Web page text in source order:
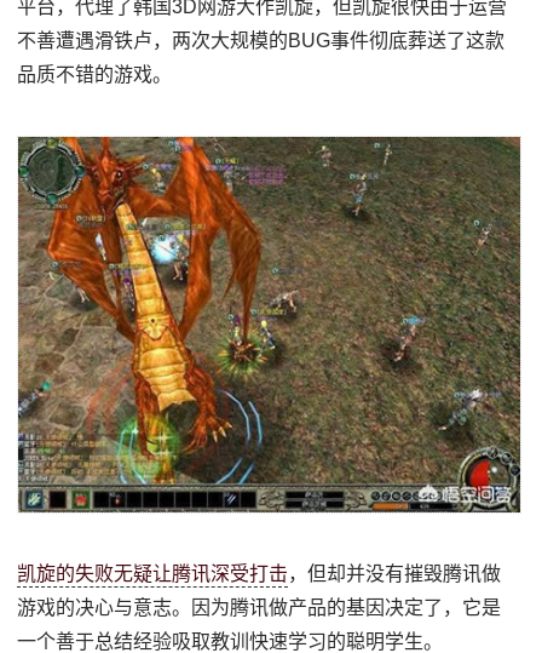
平台，代理了韩国3D网游大作凯旋，但凯旋很快由于运营
不善遭遇滑铁卢，两次大规模的BUG事件彻底葬送了这款
品质不错的游戏。
凯旋的失败无疑让腾讯深受打击，但却并没有摧毁腾讯做
游戏的决心与意志。因为腾讯做产品的基因决定了，它是
一个善于总结经验吸取教训快速学习的聪明学生。